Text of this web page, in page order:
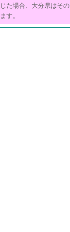
た場合、大分県はその
す。